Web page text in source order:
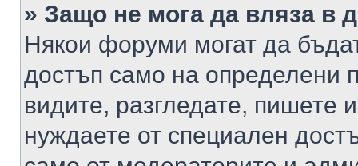
» Защо не мога да вляза в
Някои форуми могат да
достъп само на определени
видите, разгледате, пишете
нуждаете от специален